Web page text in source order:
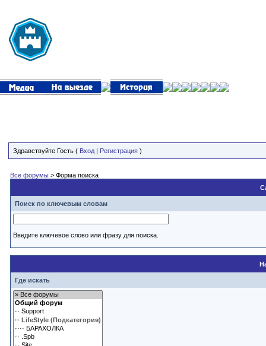
Здравствуйте Гость ( Вход | Регистрация )
Все форумы > Форма поиска
Поиск по ключевым словам
Введите ключевое слово или фразу для поиска.
Где искать